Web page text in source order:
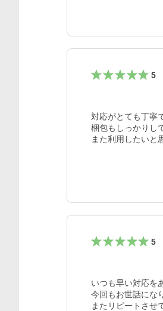
5
対応がとても丁寧
梱包もしっかりし
また利用したいと
5
いつも早い対応を
今回もお世話にな
またリピートさせ